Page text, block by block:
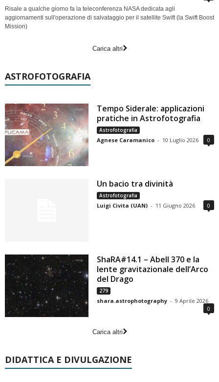
Risale a qualche giorno fa la teleconferenza NASA dedicata agli
aggiornamenti sull'operazione di salvataggio per il satellite Swift (la Swift Boost
Mission)
Carica altri
ASTROFOTOGRAFIA
Tempo Siderale: applicazioni
pratiche in Astrofotografia
Astrofotografia
Agnese Caramanico - 10 Luglio 2026 0
Un bacio tra divinità
Astrofotografia
Luigi Civita (UAN) - 11 Giugno 2026 0
ShaRA#14.1 – Abell 370 e la
lente gravitazionale dell’Arco
del Drago
279
shara.astrophotography - 9 Aprile 2026
0
Carica altri
DIDATTICA E DIVULGAZIONE